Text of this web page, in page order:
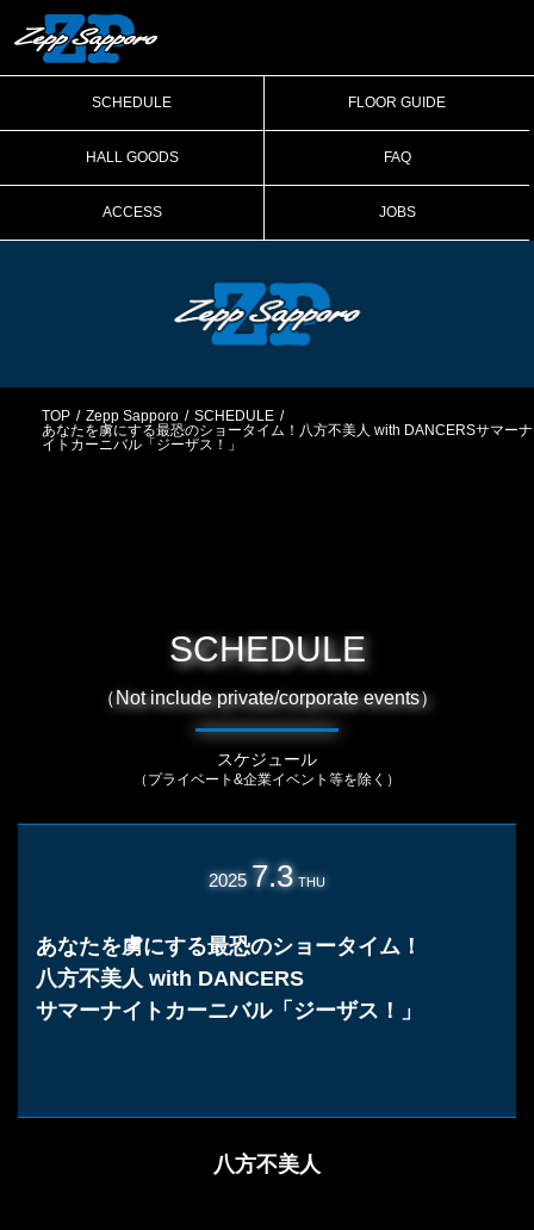
SCHEDULE FLOOR GUIDE
HALL GOODS FAQ
ACCESS JOBS
TOP Zepp Sapporo
SCHEDULE
あなたを虜にする最恐のショータイム！八方不美人 with DANCERSサマーナ
イトカーニバル「ジーザス！」
SCHEDULE
（Not include private/corporate events）
スケジュール
（プライベート&企業イベント等を除く）
2025 7.3 THU
あなたを虜にする最恐のショータイム！
八方不美人 with DANCERS
サマーナイトカーニバル「ジーザス！」
八方不美人